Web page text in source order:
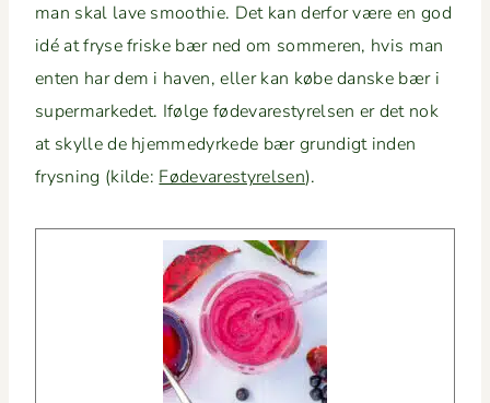
man skal lave smooth­ie. Det kan der­for være en god
idé at fryse friske bær ned om som­meren, hvis man
enten har dem i haven, eller kan købe danske bær i
super­markedet. Ifølge føde­varestyrelsen er det nok
at skylle de hjemm­e­dyrkede bær grundigt inden
frys­ning (kilde: Føde­varestyrelsen).